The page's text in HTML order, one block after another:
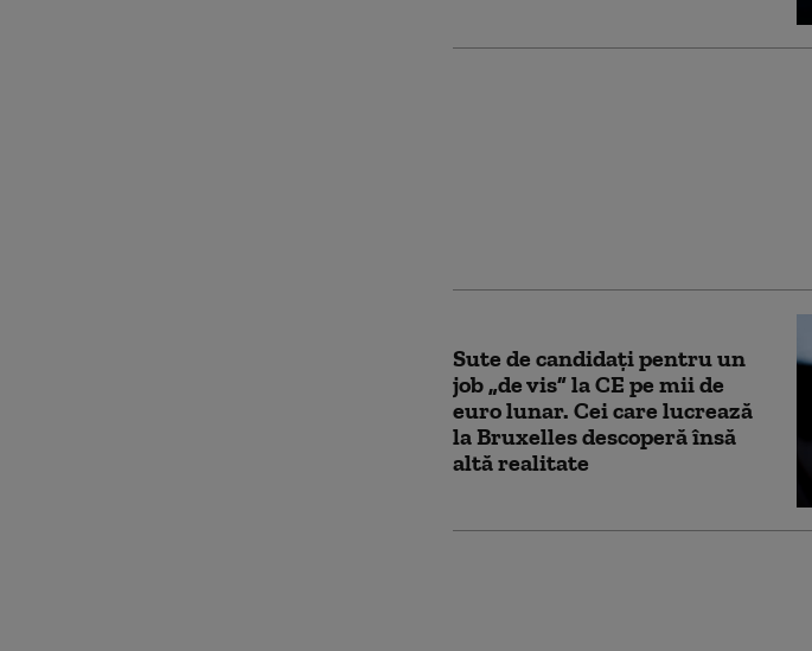
Sute de candidați pentru un
job „de vis” la CE pe mii de
euro lunar. Cei care lucrează
la Bruxelles descoperă însă
altă realitate